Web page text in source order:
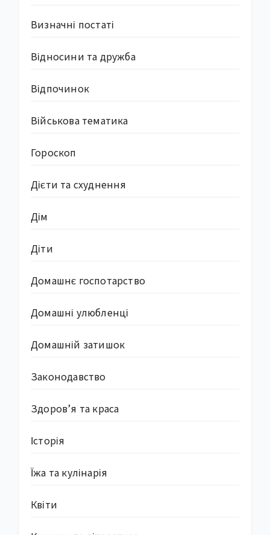
Визначні постаті
Відносини та дружба
Відпочинок
Військова тематика
Гороскоп
Дієти та схуднення
Дім
Діти
Домашнє госпотарство
Домашні улюбленці
Домашній затишок
Законодавство
Здоров’я та краса
Історія
Їжа та кулінарія
Квіти